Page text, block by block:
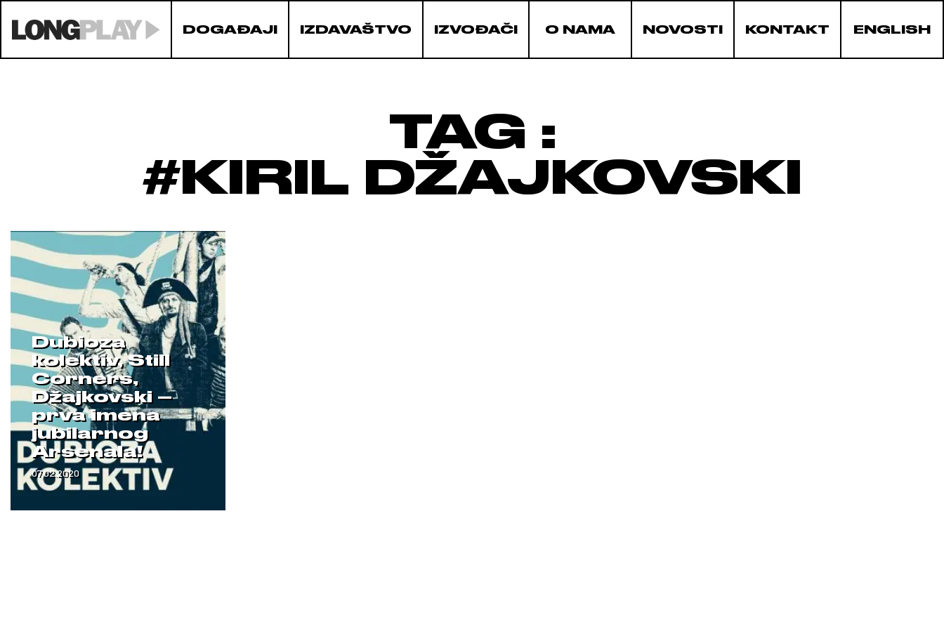
DOGAĐAJI IZDAVAŠTVO IZVOĐAČI O NAMA NOVOSTI KONTAKT ENGLISH
TAG :
#KIRIL DŽAJKOVSKI
Dubioza
kolektiv, Still
Corners,
Džajkovski –
prva imena
jubilarnog
Arsenala!
07.02.2020